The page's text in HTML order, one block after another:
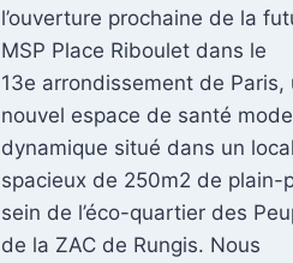
A
L
L
A
T
I
N
#
2
l’ouverture prochaine de la
MSP Place Riboulet dans le
13e arrondissement de Paris,
nouvel espace de santé
dynamique situé dans un local
spacieux de 250m2 de plain-
sein de l’éco-quartier des
de la ZAC de Rungis. Nous